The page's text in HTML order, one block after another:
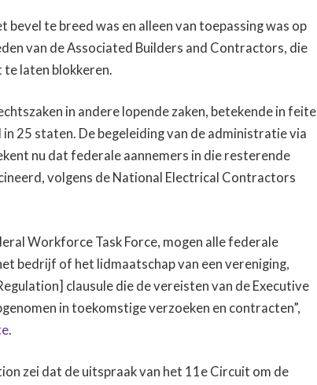
te breed was en alleen van toepassing was op
van de Associated Builders and Contractors, die
te laten blokkeren.
in andere lopende zaken, betekende in feite
25 staten. De begeleiding van de administratie via
nu dat federale aannemers in die resterende
volgens de National Electrical Contractors
Workforce Task Force, mogen alle federale
bedrijf of het lidmaatschap van een vereniging,
clausule die de vereisten van de Executive
in toekomstige verzoeken en contracten”,
.
zei dat de uitspraak van het 11e Circuit om de